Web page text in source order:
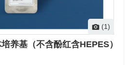
(1)
养基（不含酚红含HEPES）